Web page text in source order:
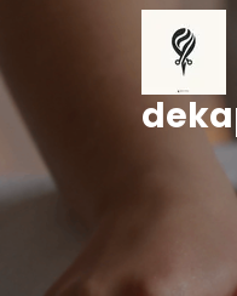
inhoud
gaan